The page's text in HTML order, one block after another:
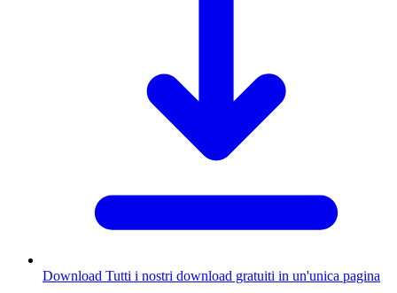
Download Tutti i nostri download gratuiti in un'unica pagina